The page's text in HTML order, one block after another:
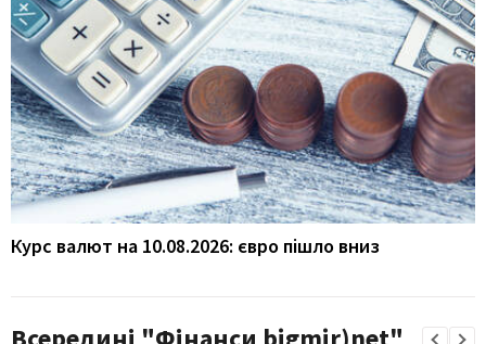
Курс валют на 10.08.2026: євро пішло вниз